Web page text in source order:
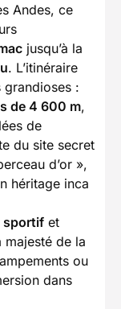
Andes, ce
jusqu’à la
. L’itinéraire
grandioses :
de 4 600 m,
de
du site secret
d’or »,
héritage inca
sportif et
majesté de la
ou
dans